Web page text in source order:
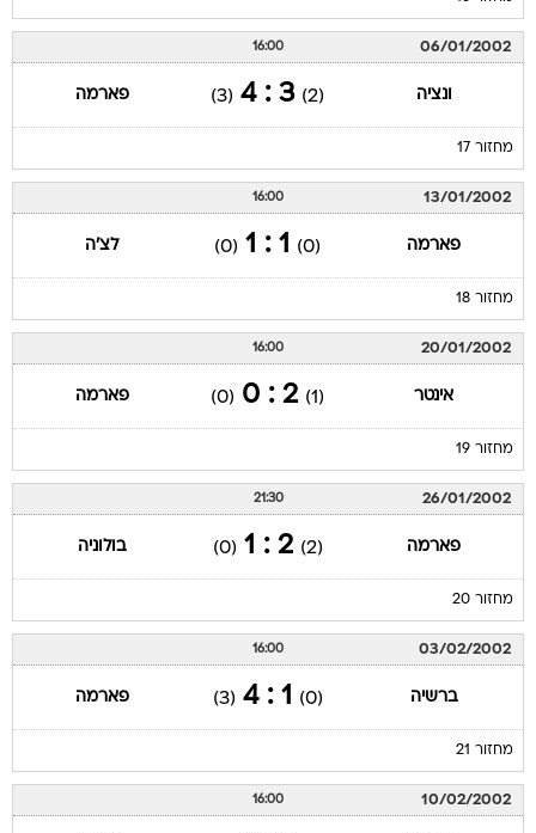
06/01/2002
16:00
ונציה (2)
3 : 4
(3) פארמה
מחזור 17
13/01/2002
16:00
פארמה (0)
1 : 1
(0) לצ'ה
מחזור 18
20/01/2002
16:00
אינטר (1)
2 : 0
(0) פארמה
מחזור 19
26/01/2002
21:30
פארמה (2)
2 : 1
(0) בולוניה
מחזור 20
03/02/2002
16:00
ברשיה (0)
1 : 4
(3) פארמה
מחזור 21
10/02/2002
16:00